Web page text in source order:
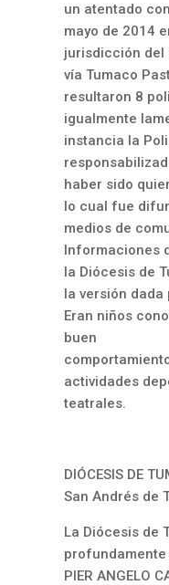
un atentado
mayo de 2014
jurisdicción del
vía Tumaco
resultaron 8
igualmente
instancia la
haber sido
lo cual fue
medios de
Informaciones
la Diócesis de
la versión
Eran niños
buen
actividades
teatrales.
DIÓCESIS DE
San Andrés de
La Diócesis de
PIER ANGELO